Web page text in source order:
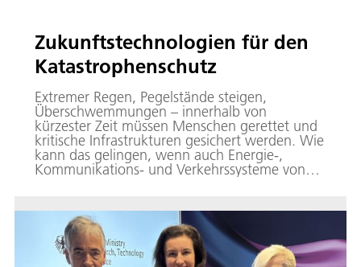
Zukunftstechnologien für den
Katastrophenschutz
Extremer Regen, Pegelstände steigen,
Überschwemmungen – innerhalb von
kürzester Zeit müssen Menschen gerettet und
kritische Infrastrukturen gesichert werden. Wie
kann das gelingen, wenn auch Energie-,
Kommunikations- und Verkehrssysteme von
Lageinformationen bereit? 16 DLR-Institute
haben jetzt gezeigt, wie neue Technologien die
Prozesse im Katastrophenschutz stärken und
verbessern können.